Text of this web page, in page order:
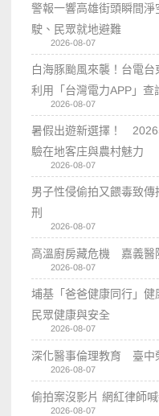
警報一響高雄街頭瞬間
駛、民眾就地避難
2026-08-07
白海豚颱風來襲！台電
利用「台灣電力APP」查
2026-08-07
暑假出遊新選擇！ 2026
驗在地客庄與農村魅力
2026-08-07
男子性侵偷拍又餵毒致
刑
2026-08-07
高溫廚房藏危機 嘉義醫
2026-08-07
埔基「爸爸健康同行」
民眾健康與安全
2026-08-07
深化醫事倫理教育 臺中
2026-08-07
偷拍案沒影片 網紅律師
2026-08-07